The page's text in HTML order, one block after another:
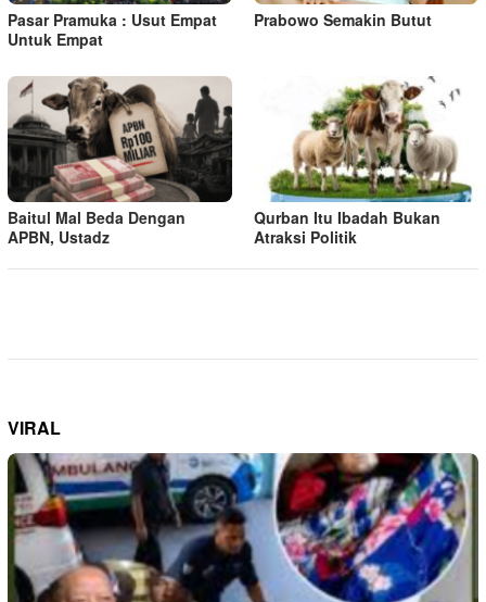
Pasar Pramuka : Usut Empat
Untuk Empat
Prabowo Semakin Butut
Baitul Mal Beda Dengan
APBN, Ustadz
Qurban Itu Ibadah Bukan
Atraksi Politik
VIRAL